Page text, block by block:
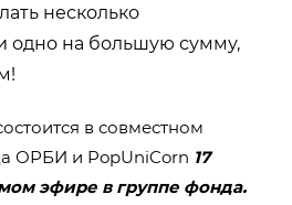
несколько
одно на большую сумму,
в совместном
ОРБИ и PopUniCorn 17
эфире в группе фонда.